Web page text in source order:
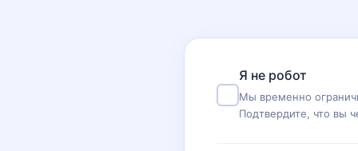
Я не робот
Мы временно
Подтвердите, что вы